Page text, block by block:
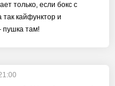
только, если бокс с
кайфунктор и
пушка там!